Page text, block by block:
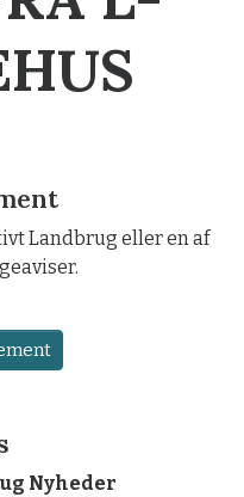
Landbrug eller en af
Nyheder